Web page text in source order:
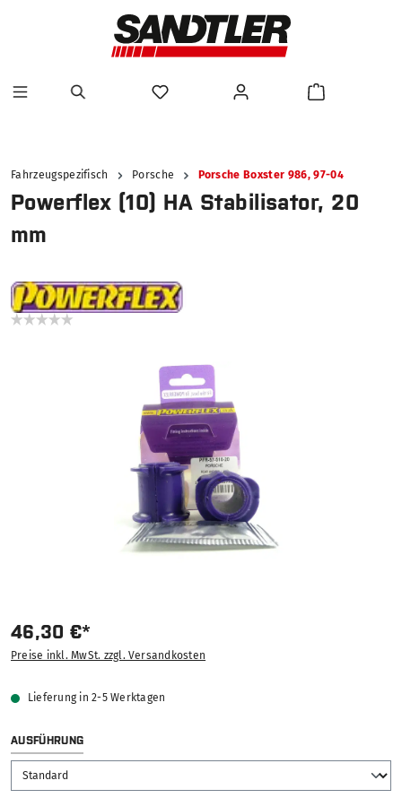
Fahrzeugspezifisch Porsche Porsche Boxster 986, 97-04
Powerflex (10) HA Stabilisator, 20
mm
Bildergalerie überspringen
46,30 €*
Preise inkl. MwSt. zzgl. Versandkosten
Lieferung in 2-5 Werktagen
AUSFÜHRUNGAUSWÄHLEN